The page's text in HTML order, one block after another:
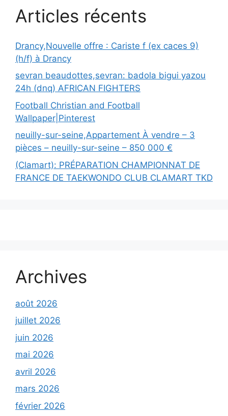
Articles récents
Drancy,Nouvelle offre : Cariste f (ex caces 9)
(h/f) à Drancy
sevran beaudottes,sevran: badola bigui yazou
24h (dnq) AFRICAN FIGHTERS
Football Christian and Football
Wallpaper|Pinterest
neuilly-sur-seine,Appartement À vendre – 3
pièces – neuilly-sur-seine – 850 000 €
(Clamart): PRÉPARATION CHAMPIONNAT DE
FRANCE DE TAEKWONDO CLUB CLAMART TKD
Archives
août 2026
juillet 2026
juin 2026
mai 2026
avril 2026
mars 2026
février 2026